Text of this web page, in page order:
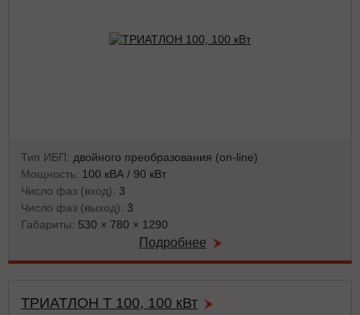
Тип ИБП: двойного преобразования (on-line)
Мощность: 100 кВА / 90 кВт
Число фаз (вход): 3
Число фаз (выход): 3
Габариты: 530 × 780 × 1290
Подробнее
ТРИАТЛОН Т 100, 100 кВт